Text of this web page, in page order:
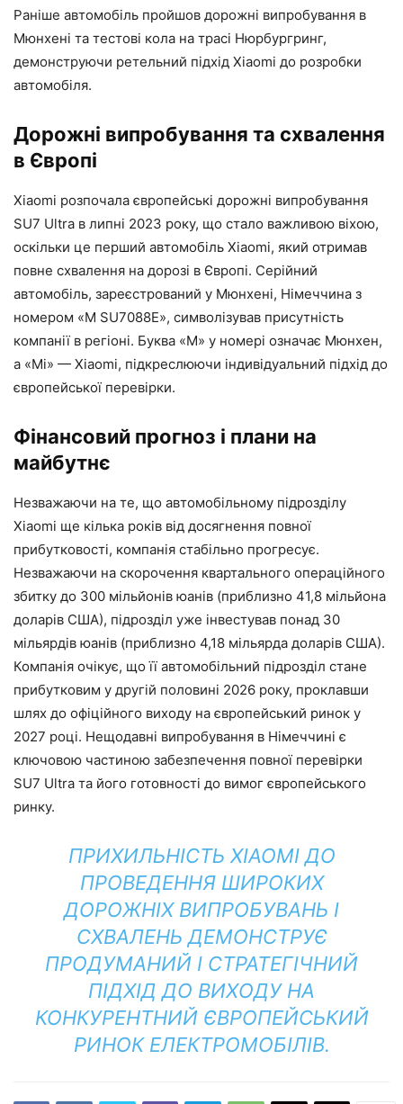
Раніше автомобіль пройшов дорожні випробування в
Мюнхені та тестові кола на трасі Нюрбургринг,
демонструючи ретельний підхід Xiaomi до розробки
автомобіля.
Дорожні випробування та схвалення
в Європі
Xiaomi розпочала європейські дорожні випробування
SU7 Ultra в липні 2023 року, що стало важливою віхою,
оскільки це перший автомобіль Xiaomi, який отримав
повне схвалення на дорозі в Європі. Серійний
автомобіль, зареєстрований у Мюнхені, Німеччина з
номером «M SU7088E», символізував присутність
компанії в регіоні. Буква «M» у номері означає Мюнхен,
а «Mi» — Xiaomi, підкреслюючи індивідуальний підхід до
європейської перевірки.
Фінансовий прогноз і плани на
майбутнє
Незважаючи на те, що автомобільному підрозділу
Xiaomi ще кілька років від досягнення повної
прибутковості, компанія стабільно прогресує.
Незважаючи на скорочення квартального операційного
збитку до 300 мільйонів юанів (приблизно 41,8 мільйона
доларів США), підрозділ уже інвестував понад 30
мільярдів юанів (приблизно 4,18 мільярда доларів США).
Компанія очікує, що її автомобільний підрозділ стане
прибутковим у другій половині 2026 року, проклавши
шлях до офіційного виходу на європейський ринок у
2027 році. Нещодавні випробування в Німеччині є
ключовою частиною забезпечення повної перевірки
SU7 Ultra та його готовності до вимог європейського
ринку.
ПРИХИЛЬНІСТЬ XIAOMI ДО
ПРОВЕДЕННЯ ШИРОКИХ
ДОРОЖНІХ ВИПРОБУВАНЬ І
СХВАЛЕНЬ ДЕМОНСТРУЄ
ПРОДУМАНИЙ І СТРАТЕГІЧНИЙ
ПІДХІД ДО ВИХОДУ НА
КОНКУРЕНТНИЙ ЄВРОПЕЙСЬКИЙ
РИНОК ЕЛЕКТРОМОБІЛІВ.